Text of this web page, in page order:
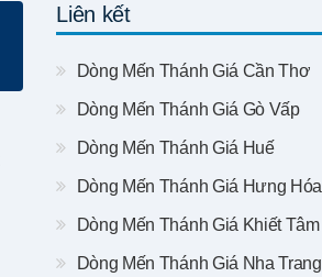
Liên kết
Dòng Mến Thánh Giá Cần Thơ
Dòng Mến Thánh Giá Gò Vấp
Dòng Mến Thánh Giá Huế
Dòng Mến Thánh Giá Hưng Hóa
Dòng Mến Thánh Giá Khiết Tâm
Dòng Mến Thánh Giá Nha Trang